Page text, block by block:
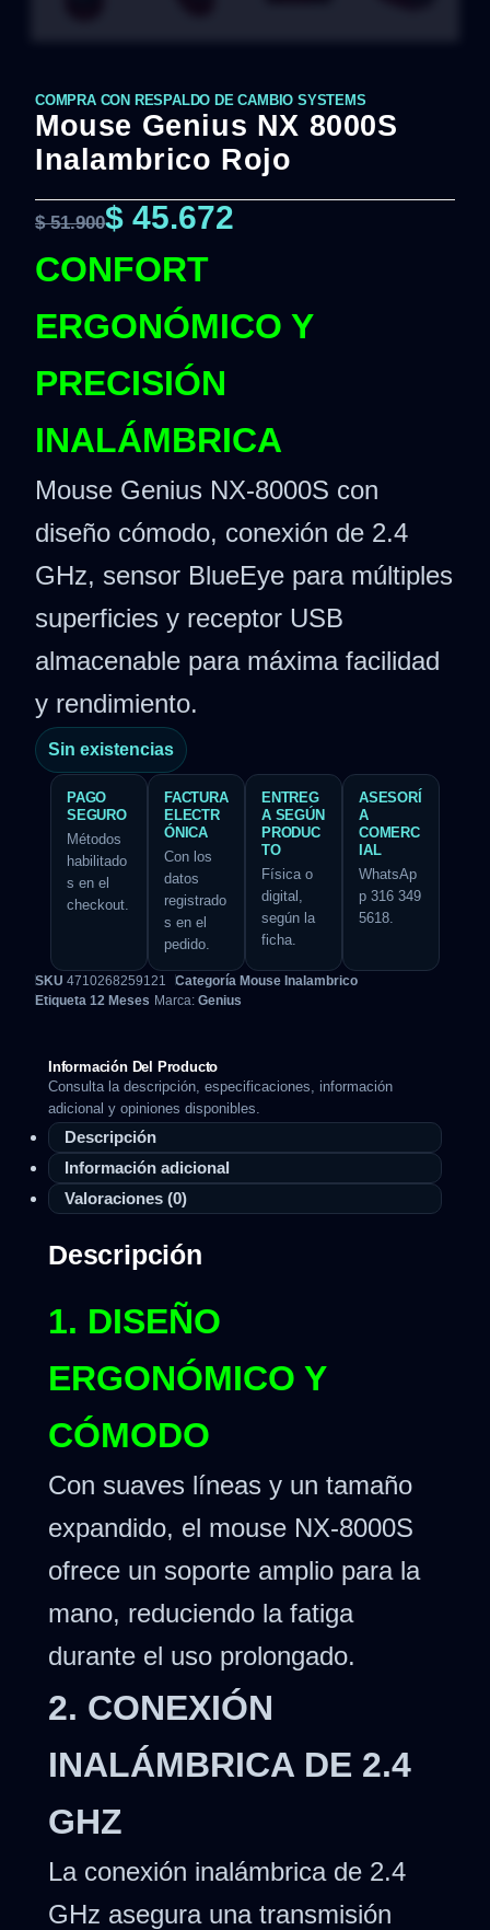
COMPRA CON RESPALDO DE CAMBIO SYSTEMS
Mouse Genius NX 8000S
Inalambrico Rojo
$51.900$ 45.672
CONFORT
ERGONÓMICO Y
PRECISIÓN
INALÁMBRICA
Mouse Genius NX-8000S con
diseño cómodo, conexión de 2.4
GHz, sensor BlueEye para múltiples
superficies y receptor USB
almacenable para máxima facilidad
y rendimiento.
Sin existencias
PAGO
SEGURO
Métodos
habilitado
s en el
checkout.
FACTURA
ELECTR
ÓNICA
Con los
datos
registrado
s en el
pedido.
ENTREG
A SEGÚN
PRODUC
TO
Física o
digital,
según la
ficha.
ASESORÍ
A
COMERC
IAL
WhatsAp
p 316 349
5618.
SKU 4710268259121 Categoría Mouse Inalambrico
Etiqueta 12 Meses Marca: Genius
Información Del Producto
Consulta la descripción, especificaciones, información
adicional y opiniones disponibles.
Descripción
Información adicional
Valoraciones (0)
Descripción
1. DISEÑO
ERGONÓMICO Y
CÓMODO
Con suaves líneas y un tamaño
expandido, el mouse NX-8000S
ofrece un soporte amplio para la
mano, reduciendo la fatiga
durante el uso prolongado.
2. CONEXIÓN
INALÁMBRICA DE 2.4
GHZ
La conexión inalámbrica de 2.4
GHz asegura una transmisión